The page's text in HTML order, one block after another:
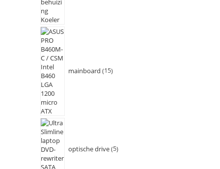
mainboard 15
optische drive 5